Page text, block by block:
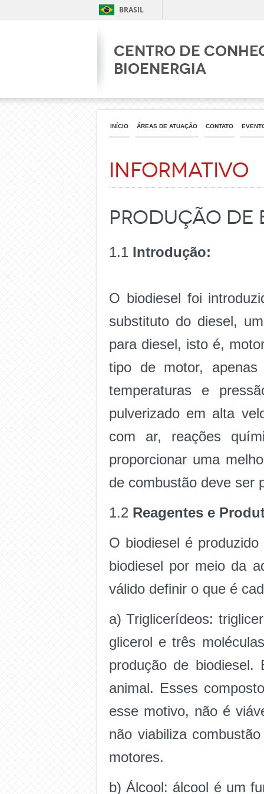
BRASIL
Centro de
Bioenergia
INÍCIO ÁREAS DE ATUAÇÃO CONTATO
Informativo
Produção de
1.1 Introdução:
O biodiesel foi
substituto do diesel,
para diesel, isto é,
tipo de motor,
temperaturas e
pulverizado em alta
com ar, reações
proporcionar uma
de combustão deve ser
1.2 Reagentes e
O biodiesel é
biodiesel por meio da
válido definir o que é
a) Triglicerídeos:
glicerol e três
produção de
animal. Esses
esse motivo, não é
não viabiliza
motores.
b) Álcool: álcool é um